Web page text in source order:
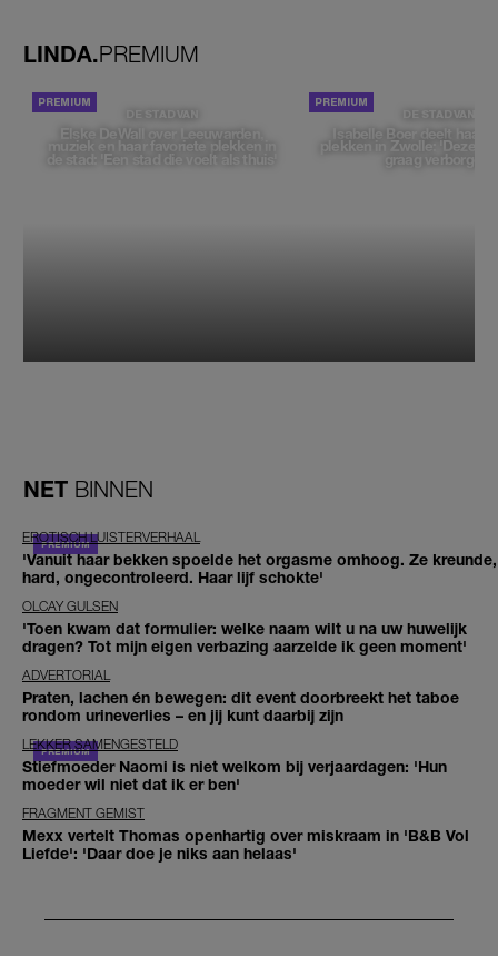
LINDA.PREMIUM
DE STAD VAN
Elske DeWall over Leeuwarden,
muziek en haar favoriete plekken in
de stad: 'Een stad die voelt als thuis'
DE STAD VAN
Isabelle Boer deelt haar
plekken in Zwolle: 'Deze
graag verborgen'
NET BINNEN
EROTISCH LUISTERVERHAAL
'Vanuit haar bekken spoelde het orgasme omhoog. Ze kreunde,
hard, ongecontroleerd. Haar lijf schokte'
OLCAY GULSEN
'Toen kwam dat formulier: welke naam wilt u na uw huwelijk
dragen? Tot mijn eigen verbazing aarzelde ik geen moment'
ADVERTORIAL
Praten, lachen én bewegen: dit event doorbreekt het taboe
rondom urineverlies – en jij kunt daarbij zijn
LEKKER SAMENGESTELD
Stiefmoeder Naomi is niet welkom bij verjaardagen: 'Hun
moeder wil niet dat ik er ben'
FRAGMENT GEMIST
Mexx vertelt Thomas openhartig over miskraam in 'B&B Vol
Liefde': 'Daar doe je niks aan helaas'